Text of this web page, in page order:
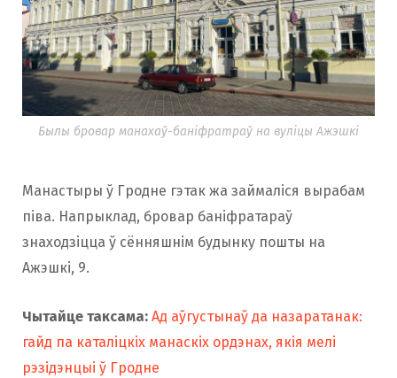
Былы бровар манахаў-баніфратраў на вуліцы Ажэшкі
Манастыры ў Гродне гэтак жа займаліся вырабам
піва. Напрыклад, бровар баніфратараў
знаходзіцца ў сённяшнім будынку пошты на
Ажэшкі, 9.
Чытайце таксама: Ад аўгустынаў да назаратанак:
гайд па каталіцкіх манаскіх ордэнах, якія мелі
рэзідэнцыі ў Гродне